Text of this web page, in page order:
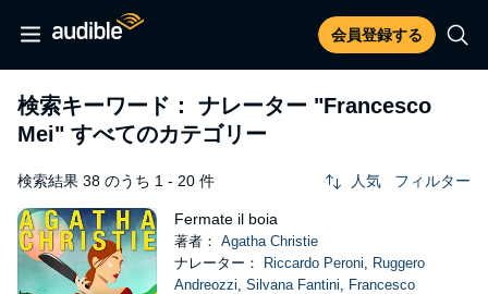
会員登録する
検索キーワード： ナレーター "Francesco
Mei" すべてのカテゴリー
検索結果 38 のうち 1 - 20 件 人気 フィルター
Fermate il boia
著者： Agatha Christie
ナレーター：
Riccardo Peroni, Ruggero
Andreozzi, Silvana Fantini, Francesco